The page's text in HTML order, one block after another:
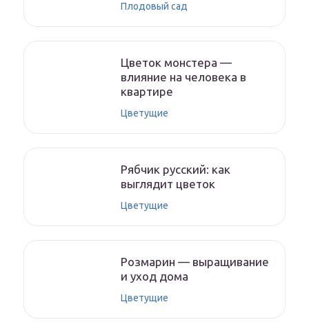
Плодовый сад
Цветок монстера —
влияние на человека в
квартире
Цветущие
Рябчик русский: как
выглядит цветок
Цветущие
Розмарин — выращивание
и уход дома
Цветущие